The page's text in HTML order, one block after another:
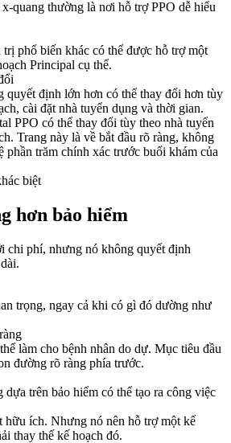
quang thường là nơi hỗ trợ PPO dễ hiểu
trị phổ biến khác có thể được hỗ trợ một
Principal cụ thể.
quyết định lớn hơn có thể thay đổi hơn tùy
cài đặt nhà tuyển dụng và thời gian.
PPO có thể thay đổi tùy theo nhà tuyển
Trang này là về bắt đầu rõ ràng, không
phần trăm chính xác trước buổi khám của
biệt
hơn bảo hiểm
chi phí, nhưng nó không quyết định
trọng, ngay cả khi có gì đó dường như
làm cho bệnh nhân do dự. Mục tiêu đầu
đường rõ ràng phía trước.
trên bảo hiểm có thể tạo ra công việc
hữu ích. Nhưng nó nên hỗ trợ một kế
thay thế kế hoạch đó.